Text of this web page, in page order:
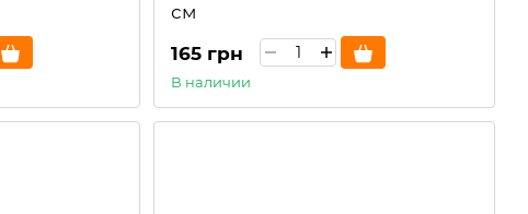
см
165 грн
В наличии